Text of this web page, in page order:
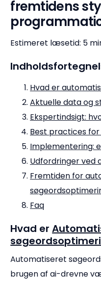
fremtidens
programmatic
Estimeret læsetid: 5
Hvad er
Aktuelle data og
Ekspertindsigt:
Best practices
Implementering:
Udfordringer ved
Fremtiden for
Faq
Hvad er
Automatiseret
brugen af ai-drevne